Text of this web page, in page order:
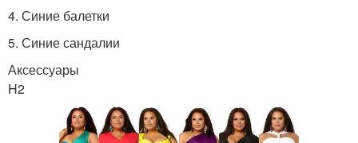
4. Синие балетки
5. Синие сандалии
Аксессуары
H2